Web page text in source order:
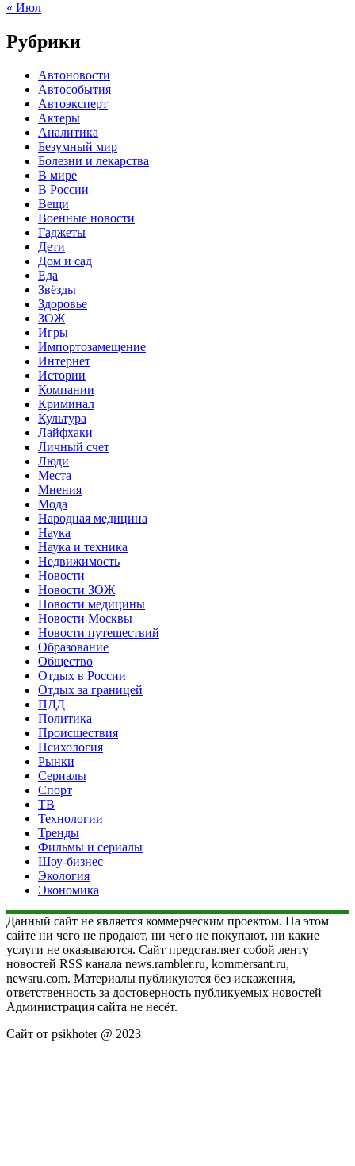
« Июл
Рубрики
Автоновости
Автособытия
Автоэксперт
Актеры
Аналитика
Безумный мир
Болезни и лекарства
В мире
В России
Вещи
Военные новости
Гаджеты
Дети
Дом и сад
Еда
Звёзды
Здоровье
ЗОЖ
Игры
Импортозамещение
Интернет
Истории
Компании
Криминал
Культура
Лайфхаки
Личный счет
Люди
Места
Мнения
Мода
Народная медицина
Наука
Наука и техника
Недвижимость
Новости
Новости ЗОЖ
Новости медицины
Новости Москвы
Новости путешествий
Образование
Общество
Отдых в России
Отдых за границей
ПДД
Политика
Происшествия
Психология
Рынки
Сериалы
Спорт
ТВ
Технологии
Тренды
Фильмы и сериалы
Шоу-бизнес
Экология
Экономика
Данный сайт не является коммерческим проектом. На этом
сайте ни чего не продают, ни чего не покупают, ни какие
услуги не оказываются. Сайт представляет собой ленту
новостей RSS канала news.rambler.ru, kommersant.ru,
newsru.com. Материалы публикуются без искажения,
ответственность за достоверность публикуемых новостей
Администрация сайта не несёт.
Сайт от psikhoter @ 2023